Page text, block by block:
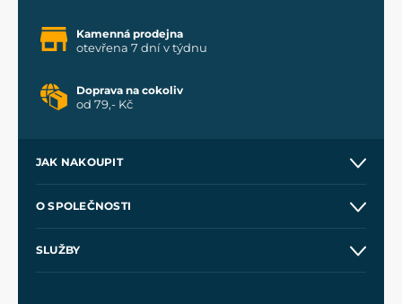
Kamenná prodejna
otevřena 7 dní v týdnu
Doprava na cokoliv
od 79,- Kč
JAK NAKOUPIT
Velkoobchod
O SPOLEČNOSTI
SLUŽBY